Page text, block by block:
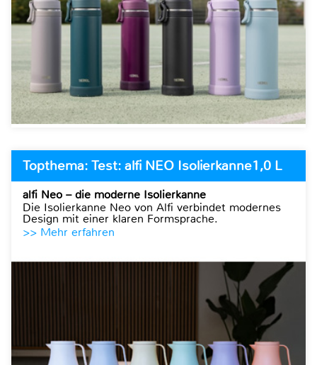
Topthema: Test: alfi NEO Isolierkanne1,0 L
alfi Neo – die moderne Isolierkanne
Die Isolierkanne Neo von Alfi verbindet modernes
Design mit einer klaren Formsprache.
>> Mehr erfahren